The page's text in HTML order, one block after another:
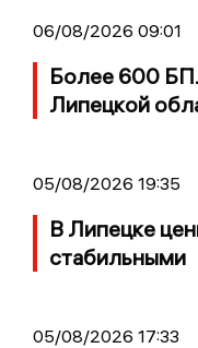
06/08/2026 09:01
Более 600
Липецкой
05/08/2026 19:35
В Липецке
стабильными
05/08/2026 17:33